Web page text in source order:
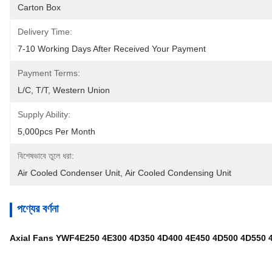
Carton Box
Delivery Time:
7-10 Working Days After Received Your Payment
Payment Terms:
L/C, T/T, Western Union
Supply Ability:
5,000pcs Per Month
বিশেষভাবে তুলে ধরা:
Air Cooled Condenser Unit Air Cooled Condensing Unit
পণ্যের বর্ণনা
Axial Fans YWF4E250 4E300 4D350 4D400 4E450 4D500 4D550